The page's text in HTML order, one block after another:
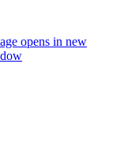
opens in new